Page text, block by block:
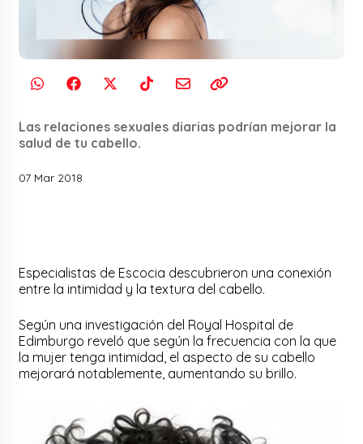
Las relaciones sexuales diarias podrían mejorar la
salud de tu cabello.
07 Mar 2018
Especialistas de Escocia descubrieron una conexión
entre la intimidad y la textura del cabello.
Según una investigación del Royal Hospital de
Edimburgo reveló que según la frecuencia con la que
la mujer tenga intimidad, el aspecto de su cabello
mejorará notablemente, aumentando su brillo.